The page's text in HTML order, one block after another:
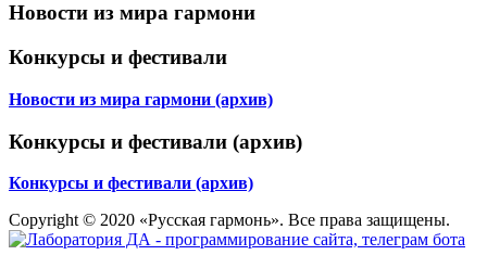
Новости из мира гармони
Конкурсы и фестивали
Новости из мира гармони (архив)
Конкурсы и фестивали (архив)
Конкурсы и фестивали (архив)
Copyright © 2020 «Русская гармонь». Все права защищены.